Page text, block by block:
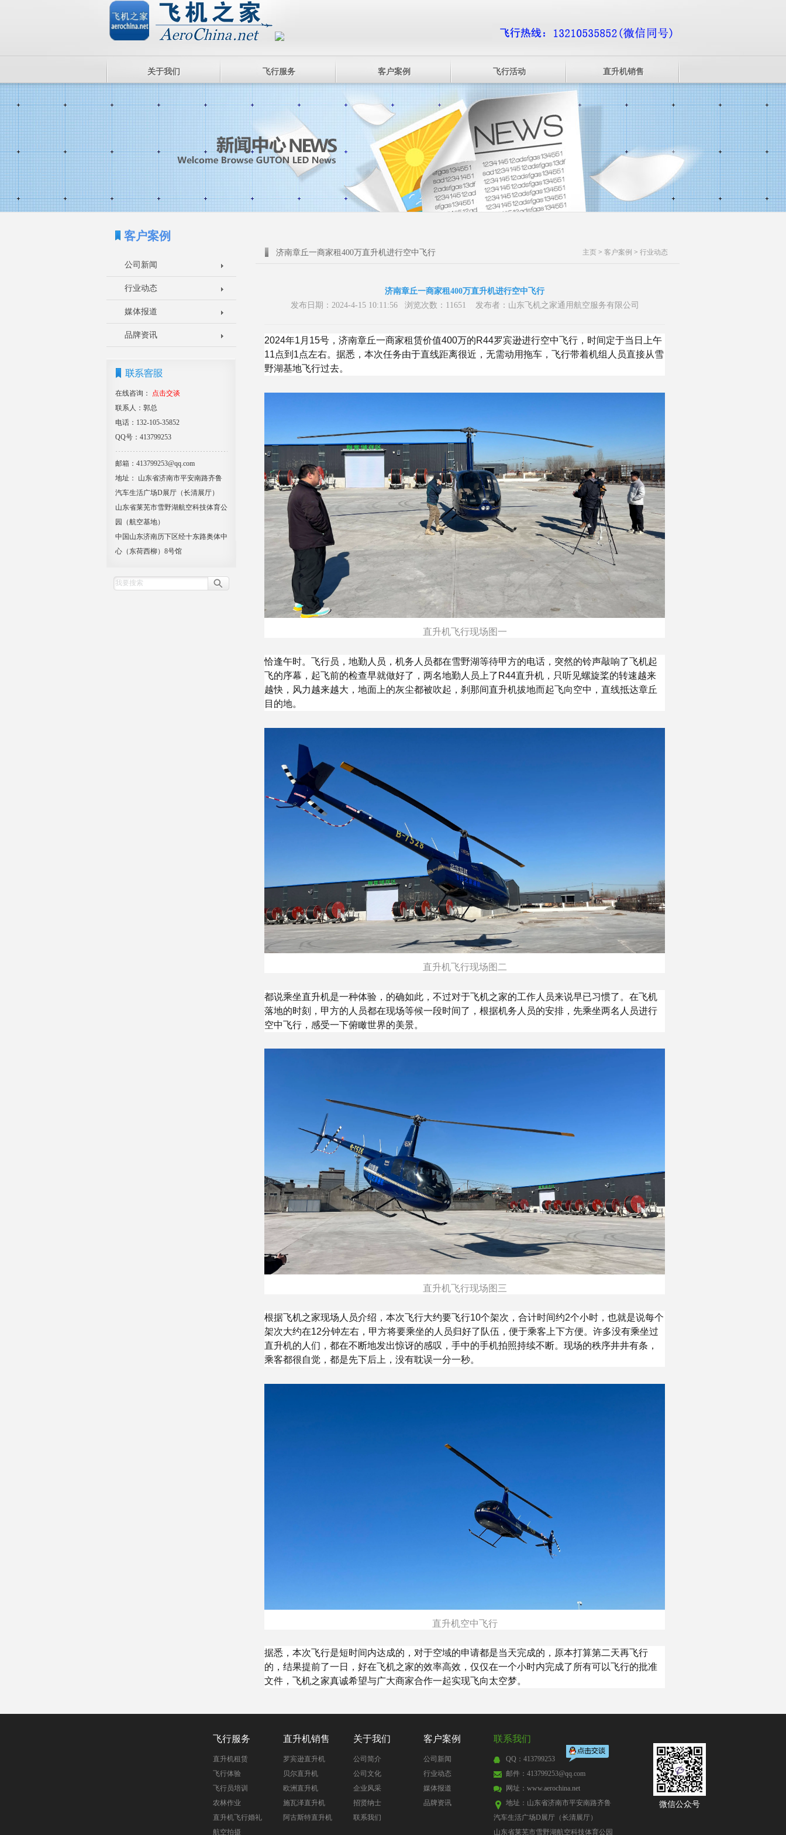
关于我们 飞行服务 客户案例 飞行活动 直升机销售
客户案例
公司新闻
行业动态
媒体报道
品牌资讯
在线咨询：
点击交谈
联系人：郭总
电话：132-105-35852
QQ号：413799253
邮箱：413799253@qq.com
地址： 山东省济南市平安南路齐鲁
汽车生活广场D展厅（长清展厅）
山东省莱芜市雪野湖航空科技体育公
园（航空基地）
中国山东济南历下区经十东路奥体中
心（东荷西柳）8号馆
主页 > 客户案例 > 行业动态
济南章丘一商家租400万直升机进行空中飞行
济南章丘一商家租400万直升机进行空中飞行
发布日期：2024-4-15 10:11:56 浏览次数：11651 发布者：山东飞机之家通用航空服务有限公司
2024年1月15号，济南章丘一商家租赁价值400万的R44罗宾逊进行空中飞行，时间定于当日上午
11点到1点左右。据悉，本次任务由于直线距离很近，无需动用拖车，飞行带着机组人员直接从雪
野湖基地飞行过去。
直升机飞行现场图一
恰逢午时。飞行员，地勤人员，机务人员都在雪野湖等待甲方的电话，突然的铃声敲响了飞机起
飞的序幕，起飞前的检查早就做好了，两名地勤人员上了R44直升机，只听见螺旋桨的转速越来
越快，风力越来越大，地面上的灰尘都被吹起，刹那间直升机拔地而起飞向空中，直线抵达章丘
目的地。
直升机飞行现场图二
都说乘坐直升机是一种体验，的确如此，不过对于飞机之家的工作人员来说早已习惯了。在飞机
落地的时刻，甲方的人员都在现场等候一段时间了，根据机务人员的安排，先乘坐两名人员进行
空中飞行，感受一下俯瞰世界的美景。
直升机飞行现场图三
根据飞机之家现场人员介绍，本次飞行大约要飞行10个架次，合计时间约2个小时，也就是说每个
架次大约在12分钟左右，甲方将要乘坐的人员归好了队伍，便于乘客上下方便。许多没有乘坐过
直升机的人们，都在不断地发出惊讶的感叹，手中的手机拍照持续不断。现场的秩序井井有条，
乘客都很自觉，都是先下后上，没有耽误一分一秒。
直升机空中飞行
据悉，本次飞行是短时间内达成的，对于空域的申请都是当天完成的，原本打算第二天再飞行
的，结果提前了一日，好在飞机之家的效率高效，仅仅在一个小时内完成了所有可以飞行的批准
文件，飞机之家真诚希望与广大商家合作一起实现飞向太空梦。
飞行服务
直升机租赁
飞行体验
飞行员培训
农林作业
直升机飞行婚礼
航空拍摄
直升机销售
罗宾逊直升机
贝尔直升机
欧洲直升机
施瓦泽直升机
阿古斯特直升机
关于我们
公司简介
公司文化
企业风采
招贤纳士
联系我们
客户案例
公司新闻
行业动态
媒体报道
品牌资讯
联系我们
QQ：413799253
邮件：413799253@qq.com
网址： www.aerochina.net
地址：山东省济南市平安南路齐鲁
汽车生活广场D展厅（长清展厅）
山东省莱芜市雪野湖航空科技体育公园
微信公众号